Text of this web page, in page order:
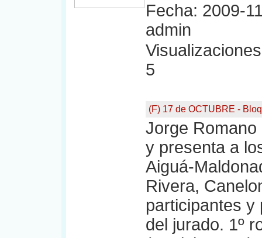
Fecha: 2009-
admin
5
(F) 17 de OCTUBRE -
Jorge
y presenta a
Aiguá-
Rivera,
participantes y
del jurado. 1º